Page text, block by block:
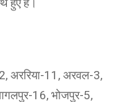
हुए हैं।
अररिया-11, अरवल-3,
16, भोजपुर-5,